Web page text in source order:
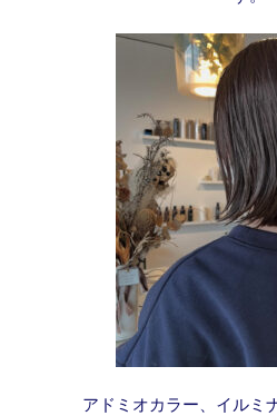
アドミオカラー、イルミ